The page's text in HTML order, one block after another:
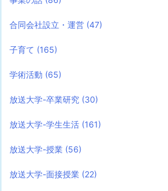
合同会社設立・運営 (47)
子育て (165)
学術活動 (65)
放送大学-卒業研究 (30)
放送大学-学生生活 (161)
放送大学-授業 (56)
放送大学-面接授業 (22)